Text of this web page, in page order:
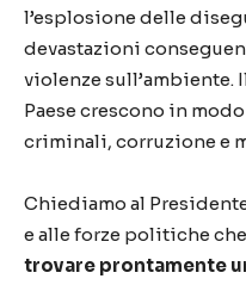
l’esplosione delle
devastazioni
violenze sull’ambiente.
Paese crescono in
criminali, corruzione e
Chiediamo al
e alle forze politiche
trovare prontamente